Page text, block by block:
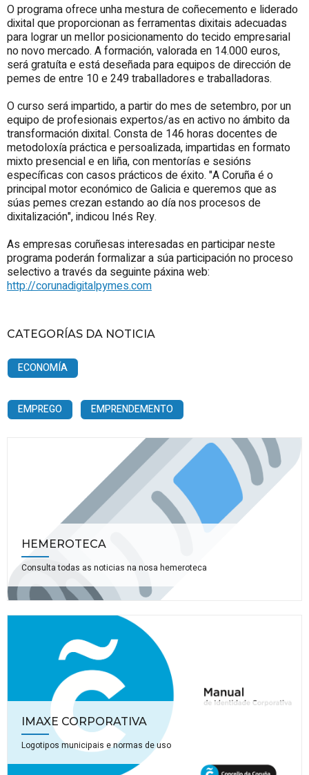
O programa ofrece unha mestura de coñecemento e liderado
dixital que proporcionan as ferramentas dixitais adecuadas
para lograr un mellor posicionamento do tecido empresarial
no novo mercado. A formación, valorada en 14.000 euros,
será gratuíta e está deseñada para equipos de dirección de
pemes de entre 10 e 249 traballadores e traballadoras.
O curso será impartido, a partir do mes de setembro, por un
equipo de profesionais expertos/as en activo no ámbito da
transformación dixital. Consta de 146 horas docentes de
metodoloxía práctica e persoalizada, impartidas en formato
mixto presencial e en liña, con mentorías e sesións
específicas con casos prácticos de éxito. "A Coruña é o
principal motor económico de Galicia e queremos que as
súas pemes crezan estando ao día nos procesos de
dixitalización", indicou Inés Rey.
As empresas coruñesas interesadas en participar neste
programa poderán formalizar a súa participación no proceso
selectivo a través da seguinte páxina web:
http://corunadigitalpymes.com
CATEGORÍAS DA NOTICIA
ECONOMÍA
EMPREGO EMPRENDEMENTO
HEMEROTECA
Consulta todas as noticias na nosa hemeroteca
IMAXE CORPORATIVA
Logotipos municipais e normas de uso